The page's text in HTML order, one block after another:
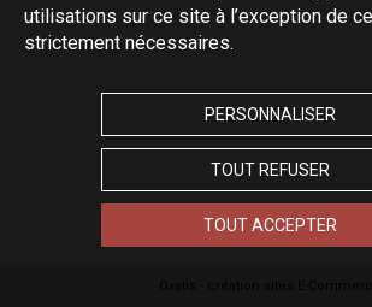
utilisations sur ce site à l’exception de
strictement nécessaires.
PERSONNALISER
TOUT REFUSER
TOUT ACCEPTER